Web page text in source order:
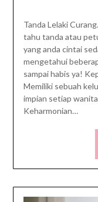
Tanda Lelaki
tahu tanda atau
yang anda cintai
mengetahui
sampai habis ya!
Memiliki sebuah
impian setiap
Keharmonian…